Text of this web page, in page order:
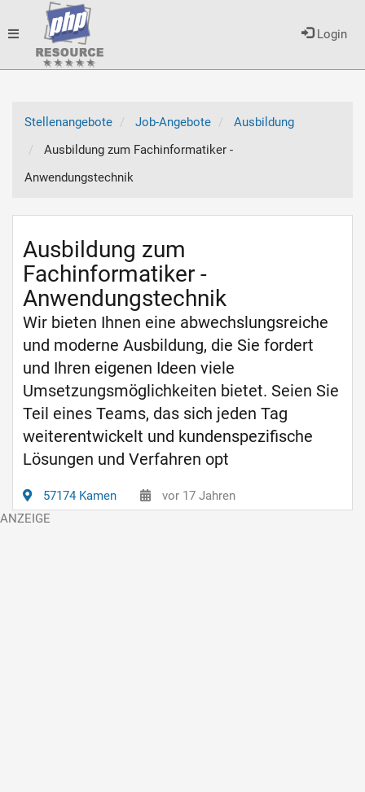
Login
Toggle
Stellenangebote
Job-Angebote
Ausbildung
Ausbildung zum Fachinformatiker -
Anwendungstechnik
Ausbildung zum
Fachinformatiker -
Anwendungstechnik
Wir bieten Ihnen eine abwechslungsreiche
und moderne Ausbildung, die Sie fordert
und Ihren eigenen Ideen viele
Umsetzungsmöglichkeiten bietet. Seien Sie
Teil eines Teams, das sich jeden Tag
weiterentwickelt und kundenspezifische
Lösungen und Verfahren opt
57174 Kamen vor 17 Jahren